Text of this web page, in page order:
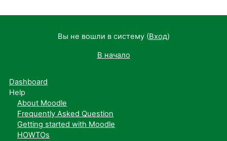
Вы не вошли в систему (Вход)
В начало
Dashboard
Help
About Moodle
Frequently Asked Question
Getting started with Moodle
HOWTOs